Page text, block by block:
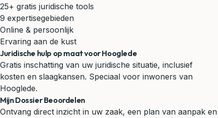
25+ gratis juridische tools
9 expertisegebieden
Online & persoonlijk
Ervaring aan de kust
Juridische hulp op maat voor Hooglede
Gratis inschatting van uw juridische situatie, inclusief
kosten en slaagkansen. Speciaal voor inwoners van
Hooglede.
Mijn Dossier Beoordelen
Ontvang direct inzicht in uw zaak, een plan van aanpak en